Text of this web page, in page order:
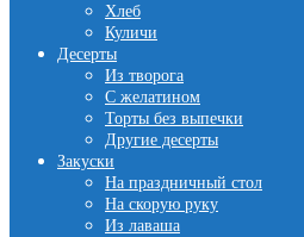
Хлеб
Куличи
Десерты
Из творога
С желатином
Торты без выпечки
Другие десерты
Закуски
На праздничный стол
На скорую руку
Из лаваша